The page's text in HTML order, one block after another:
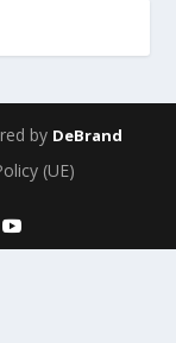
by DeBrand
(UE)